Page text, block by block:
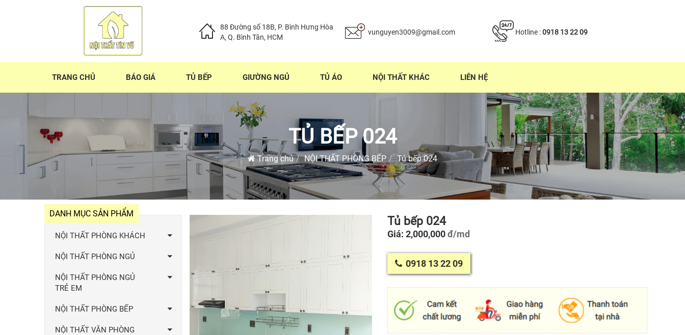
88 Đường số 18B, P. Bình Hưng Hòa
A, Q. Bình Tân, HCM
vunguyen3009@gmail.com Hotline :0918 13 22 09
TRANG CHỦ BÁO GIÁ TỦ BẾP GIƯỜNG NGỦ TỦ ÁO NỘI THẤT KHÁC LIÊN HỆ
TỦ BẾP 024
Trang chủ NỘI THẤT PHÒNG BẾP Tủ bếp 024
Tủ bếp 024
Giá: 2,000,000đ/md
0918 13 22 09
DANH MỤC SẢN PHẨM
NỘI THẤT PHÒNG KHÁCH
NỘI THẤT PHÒNG NGỦ
NỘI THẤT PHÒNG NGỦ
TRẺ EM
NỘI THẤT PHÒNG BẾP
NỘI THẤT VĂN PHÒNG
Quẩy Bar 007